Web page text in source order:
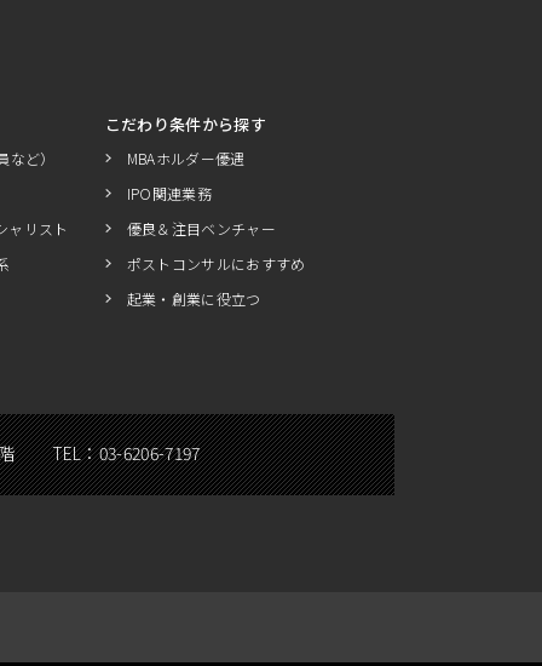
ど）
ャリスト
こだわり条件から探す
MBAホルダー優遇
IPO関連業務
優良＆注目ベンチャー
ポストコンサルにおすすめ
起業・創業に役立つ
TEL：03-6206-7197